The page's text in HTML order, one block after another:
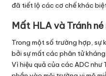
đã tiết lộ các cơ chế khác
Mất HLA và Tránh
Trong một số trường hợp,
bởi sự mất các phân tử
Vì hiệu quả của các ADC